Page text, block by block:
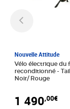
Nouvelle Attitude
Vélo électrique du
reconditionné - Taille normale -
Noir/ Rouge
1 490,00€